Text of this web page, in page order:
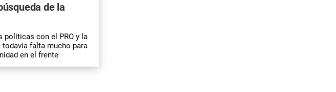
de la
políticas con el PRO y la
falta mucho para
en el frente